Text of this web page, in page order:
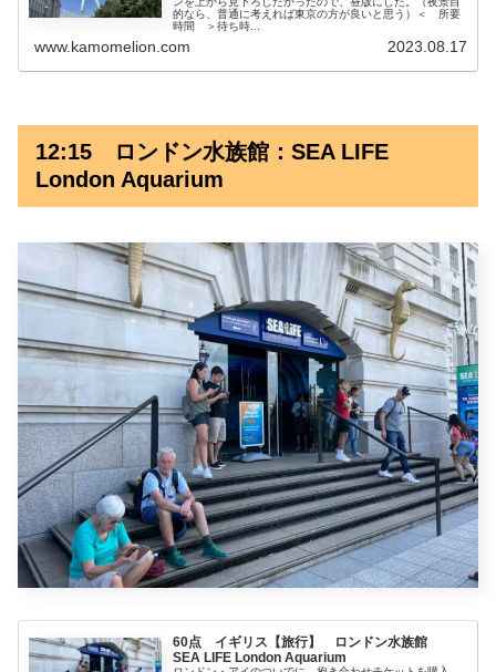
的なら、普通に考えれば東京の方が良いと思う）＜ 所要
時間 ＞待ち時...
www.kamomelion.com 2023.08.17
12:15 ロンドン水族館：SEA LIFE
London Aquarium
60点 イギリス【旅行】 ロンドン水族館
SEA LIFE London Aquarium